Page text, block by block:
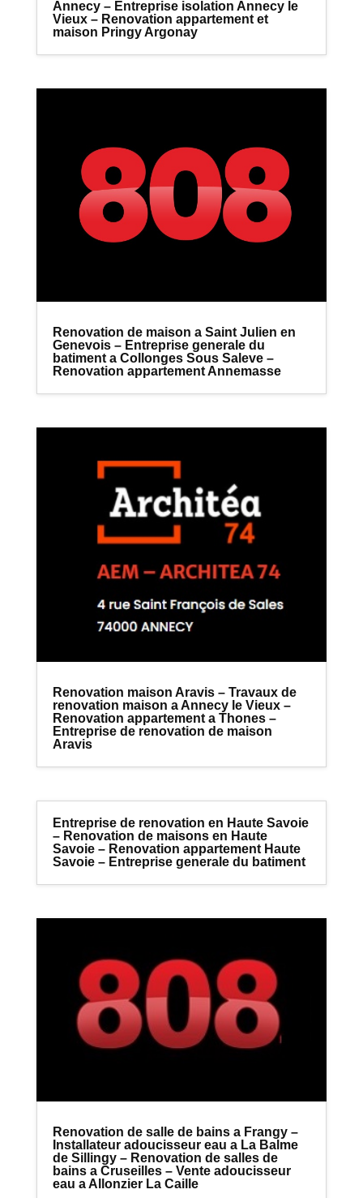
Annecy – Entreprise isolation Annecy le
Vieux – Renovation appartement et
maison Pringy Argonay
Renovation de maison a Saint Julien en
Genevois – Entreprise generale du
batiment a Collonges Sous Saleve –
Renovation appartement Annemasse
Renovation maison Aravis – Travaux de
renovation maison a Annecy le Vieux –
Renovation appartement a Thones –
Entreprise de renovation de maison
Aravis
Entreprise de renovation en Haute Savoie
– Renovation de maisons en Haute
Savoie – Renovation appartement Haute
Savoie – Entreprise generale du batiment
Renovation de salle de bains a Frangy –
Installateur adoucisseur eau a La Balme
de Sillingy – Renovation de salles de
bains a Cruseilles – Vente adoucisseur
eau a Allonzier La Caille